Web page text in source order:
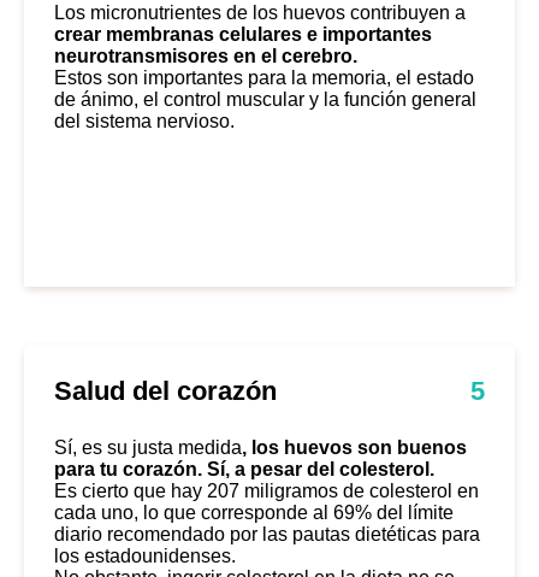
Los micronutrientes de los huevos contribuyen a
crear membranas celulares e importantes
neurotransmisores en el cerebro.
Estos son importantes para la memoria, el estado
de ánimo, el control muscular y la función general
del sistema nervioso.
Salud del corazón 5
Sí, es su justa medida, los huevos son buenos
para tu corazón. Sí, a pesar del colesterol.
Es cierto que hay 207 miligramos de colesterol en
cada uno, lo que corresponde al 69% del límite
diario recomendado por las pautas dietéticas para
los estadounidenses.